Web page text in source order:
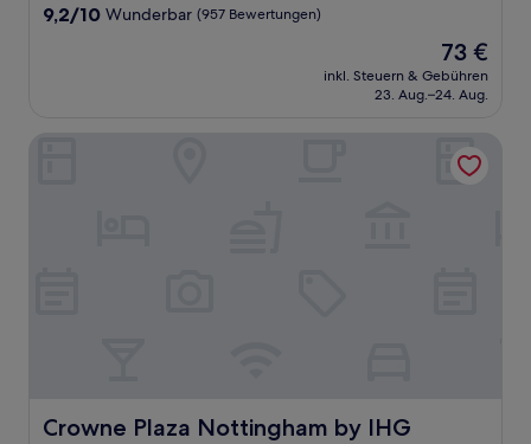
9.2
9,2/10 Wunderbar (957 Bewertungen)
Der
Preis
beträgt
73 €
inkl. Steuern & Gebühren
23. Aug.–24. Aug.
Crowne Plaza Nottingham by IHG
Crowne Plaza Nottingham by IHG